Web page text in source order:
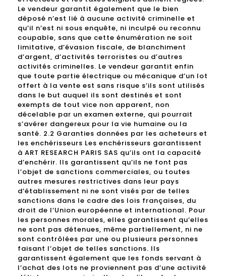
Le vendeur garantit également que le bien
déposé n’est lié à aucune activité criminelle et
qu’il n’est ni sous enquête, ni inculpé ou reconnu
coupable, sans que cette énumération ne soit
limitative, d’évasion fiscale, de blanchiment
d’argent, d’activités terroristes ou d’autres
activités criminelles. Le vendeur garantit enfin
que toute partie électrique ou mécanique d’un lot
offert à la vente est sans risque s’ils sont utilisés
dans le but auquel ils sont destinés et sont
exempts de tout vice non apparent, non
décelable par un examen externe, qui pourrait
s’avérer dangereux pour la vie humaine ou la
santé. 2.2 Garanties données par les acheteurs et
les enchérisseurs Les enchérisseurs garantissent
à ART RESEARCH PARIS SAS qu’ils ont la capacité
d’enchérir. Ils garantissent qu’ils ne font pas
l’objet de sanctions commerciales, ou toutes
autres mesures restrictives dans leur pays
d’établissement ni ne sont visés par de telles
sanctions dans le cadre des lois françaises, du
droit de l’Union européenne et international. Pour
les personnes morales, elles garantissent qu’elles
ne sont pas détenues, même partiellement, ni ne
sont contrôlées par une ou plusieurs personnes
faisant l’objet de telles sanctions. Ils
garantissent également que les fonds servant à
l’achat des lots ne proviennent pas d’une activité